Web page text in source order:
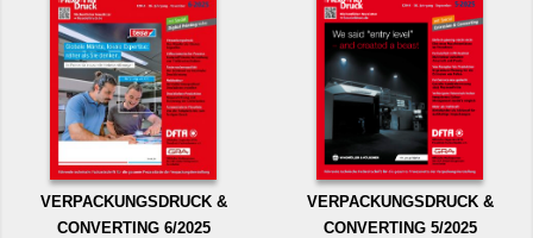
VERPACKUNGSDRUCK &
CONVERTING 6/2025
VERPACKUNGSDRUCK &
CONVERTING 5/2025